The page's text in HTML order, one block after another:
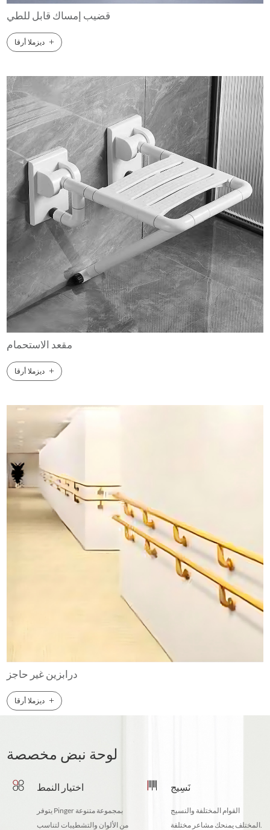
قضيب إمساك قابل للطي
ديزملا أرقا +
مقعد الاستحمام
ديزملا أرقا +
درابزين غير حاجز
ديزملا أرقا +
لوحة نبض مخصصة
اختيار النمط
يتوفر Pinger بمجموعة متنوعة
من الألوان والتشطيبات لتناسب
نَسِيج
القوام المختلفة والنسيج
المختلف يمنحك مشاعر مختلفة.